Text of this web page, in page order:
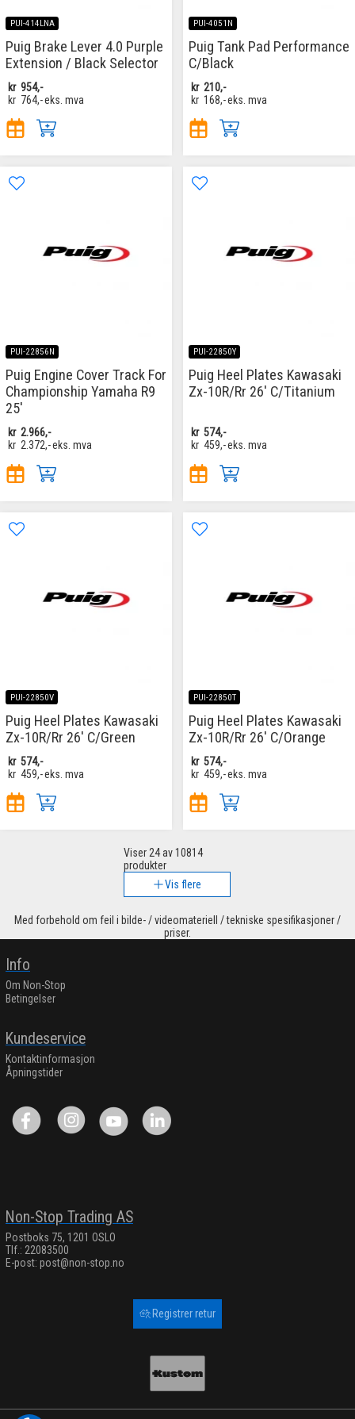
PUI-414LNA
Puig Brake Lever 4.0 Purple
Extension / Black Selector
kr 954,-
kr 764,-eks. mva
PUI-4051N
Puig Tank Pad Performance
C/Black
kr 210,-
kr 168,-eks. mva
PUI-22856N
Puig Engine Cover Track For
Championship Yamaha R9
25'
kr 2.966,-
kr 2.372,-eks. mva
PUI-22850Y
Puig Heel Plates Kawasaki
Zx-10R/Rr 26' C/Titanium
kr 574,-
kr 459,-eks. mva
PUI-22850V
Puig Heel Plates Kawasaki
Zx-10R/Rr 26' C/Green
kr 574,-
kr 459,-eks. mva
PUI-22850T
Puig Heel Plates Kawasaki
Zx-10R/Rr 26' C/Orange
kr 574,-
kr 459,-eks. mva
Viser 24av 10814
produkter
Vis flere
Med forbehold om feil i bilde- / videomateriell / tekniske spesifikasjoner /
priser.
Info
Om Non-Stop
Betingelser
Kundeservice
Kontaktinformasjon
Åpningstider
Non-Stop Trading AS
Postboks 75, 1201 OSLO
Tlf.: 22083500
E-post: post@non-stop.no
Registrer retur